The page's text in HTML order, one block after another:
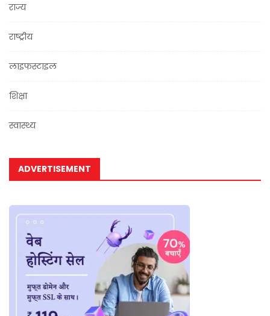
राज्य
राष्ट्रीय
लाइफस्टाइल
शिक्षा
स्वास्थ्य
ADVERTISEMENT